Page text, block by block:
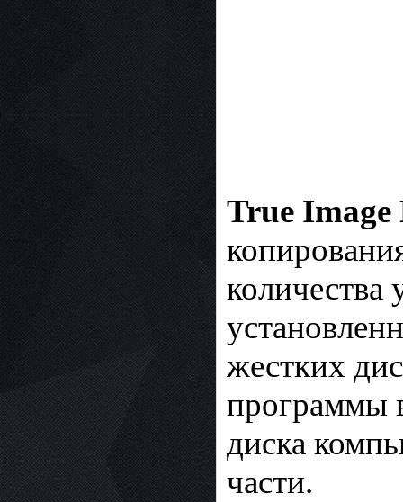
True Image
количества
жестких
программы
диска
части.